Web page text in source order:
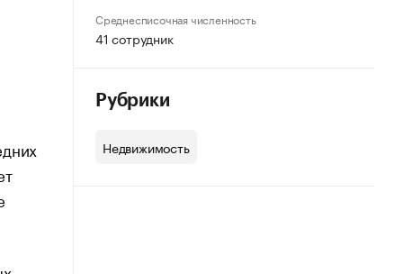
Среднесписочная численность
41 сотрудник
Рубрики
Недвижимость